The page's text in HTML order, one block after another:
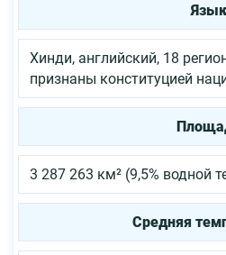
Язык
Хинди, английский, 18
признаны конституцией
3 287 263 км² (9,5% водной
Средняя